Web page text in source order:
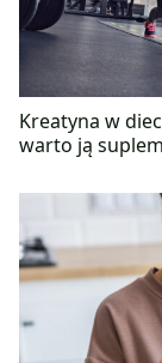
Kreatyna w
warto ją